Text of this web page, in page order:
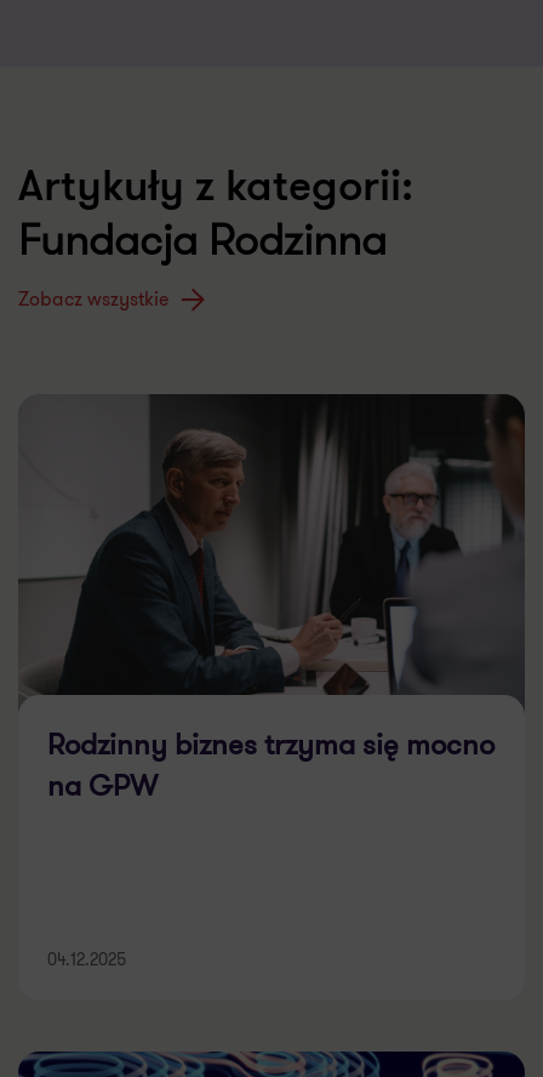
Artykuły z kategorii:
Fundacja Rodzinna
Zobacz wszystkie
Rodzinny biznes trzyma się mocno
na GPW
04.12.2025